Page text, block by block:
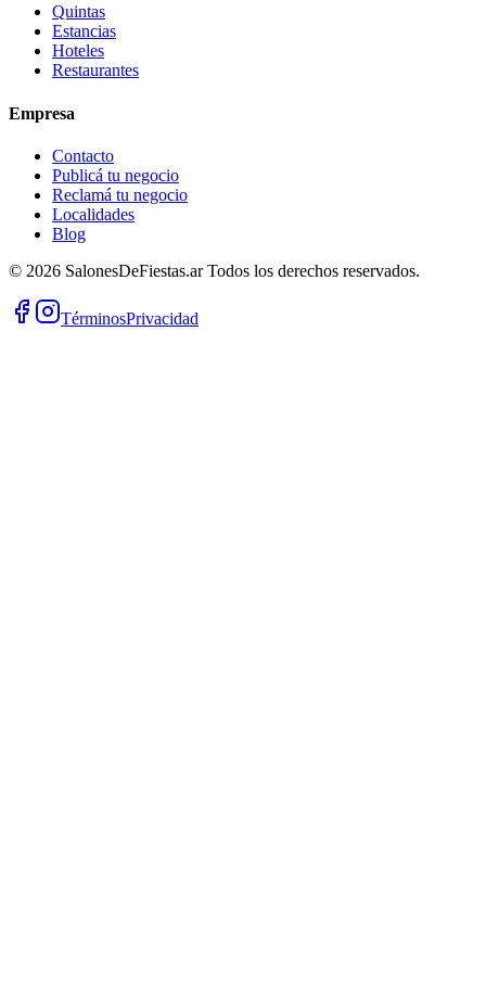
Quintas
Estancias
Hoteles
Restaurantes
Empresa
Contacto
Publicá tu negocio
Reclamá tu negocio
Localidades
Blog
© 2026 SalonesDeFiestas.arTodos los derechos reservados.
TérminosPrivacidad